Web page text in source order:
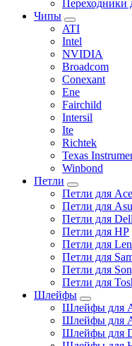
Переходники
Чипы
ATI
Intel
NVIDIA
Broadcom
Conexant
Ene
Fairchild
Intersil
Ite
Richtek
Texas
Winbond
Петли
Петли для
Петли для
Петли для Dell
Петли для HP
Петли для
Петли для
Петли для
Петли для
Шлейфы
Шлейфы для
Шлейфы для
Шлейфы для